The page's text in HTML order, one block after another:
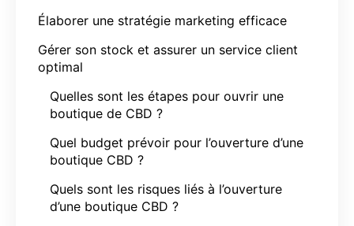
Élaborer une stratégie marketing efficace
Gérer son stock et assurer un service client
optimal
Quelles sont les étapes pour ouvrir une
boutique de CBD ?
Quel budget prévoir pour l’ouverture d’une
boutique CBD ?
Quels sont les risques liés à l’ouverture
d’une boutique CBD ?